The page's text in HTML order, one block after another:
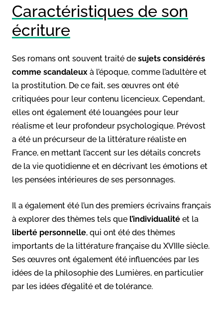
Caractéristiques de son
écriture
Ses romans ont souvent traité de sujets considérés
comme scandaleux à l’époque, comme l’adultère et
la prostitution. De ce fait, ses œuvres ont été
critiquées pour leur contenu licencieux. Cependant,
elles ont également été louangées pour leur
réalisme et leur profondeur psychologique. Prévost
a été un précurseur de la littérature réaliste en
France, en mettant l’accent sur les détails concrets
de la vie quotidienne et en décrivant les émotions et
les pensées intérieures de ses personnages.
Il a également été l’un des premiers écrivains français
à explorer des thèmes tels que l’individualité et la
liberté personnelle, qui ont été des thèmes
importants de la littérature française du XVIIIe siècle.
Ses œuvres ont également été influencées par les
idées de la philosophie des Lumières, en particulier
par les idées d’égalité et de tolérance.